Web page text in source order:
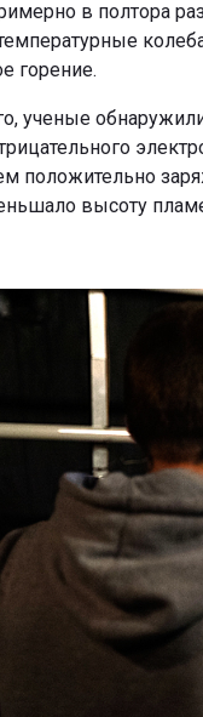
в полтора
горение.
ученые
положительно
высоту